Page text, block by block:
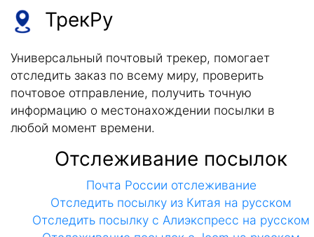
ТрекРу
Универсальный почтовый трекер, помогает
отследить заказ по всему миру, проверить
почтовое отправление, получить точную
информацию о местонахождении посылки в
любой момент времени.
Отслеживание посылок
Почта России отслеживание
Отследить посылку из Китая на русском
Отследить посылку с Алиэкспресс на русском